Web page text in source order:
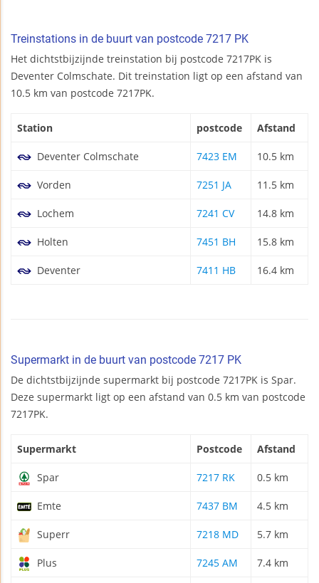
Treinstations in de buurt van postcode 7217 PK
Het dichtstbijzijnde treinstation bij postcode 7217PK is
Deventer Colmschate. Dit treinstation ligt op een afstand van
10.5 km van postcode 7217PK.
Station postcode Afstand
Deventer Colmschate 7423 EM 10.5 km
Vorden 7251 JA 11.5 km
Lochem 7241 CV 14.8 km
Holten 7451 BH 15.8 km
Deventer 7411 HB 16.4 km
Supermarkt in de buurt van postcode 7217 PK
De dichtstbijzijnde supermarkt bij postcode 7217PK is Spar.
Deze supermarkt ligt op een afstand van 0.5 km van postcode
7217PK.
Supermarkt Postcode Afstand
Spar 7217 RK 0.5 km
Emte 7437 BM 4.5 km
Superr 7218 MD 5.7 km
Plus 7245 AM 7.4 km